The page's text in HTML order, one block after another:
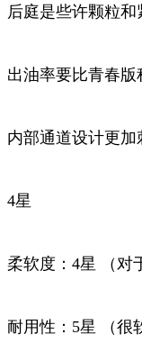
后庭是些许颗粒
出油率要比青春版
内部通道设计更加
4星
柔软度：4星 （对
耐用性：5星 （很